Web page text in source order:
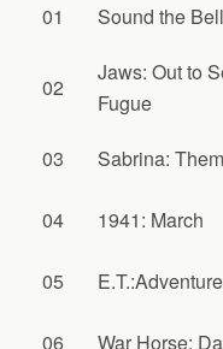
01 Sound the
02
Jaws: Out to
Fugue
03 Sabrina:
04 1941: March
05
06 War Horse: